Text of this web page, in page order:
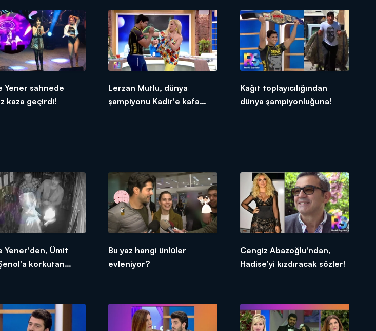
Yener sahnede
kaza geçirdi!
Lerzan Mutlu, dünya
şampiyonu Kadir'e kafa
Kağıt toplayıcılığından
dünya şampiyonluğuna!
Yener'den, Ümit
korkutan
Bu yaz hangi ünlüler
evleniyor?
Cengiz Abazoğlu'ndan,
Hadise'yi kızdıracak sözler!